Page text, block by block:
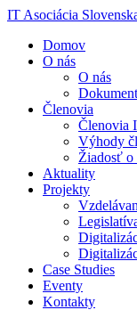
IT Asociácia
Domov
O nás
O nás
Členovia
Členovia
Výhody
Žiadosť o
Aktuality
Projekty
Case Studies
Eventy
Kontakty